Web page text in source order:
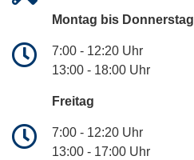
Montag bis Donnerstag
7:00 - 12:20 Uhr
13:00 - 18:00 Uhr
Freitag
7:00 - 12:20 Uhr
13:00 - 17:00 Uhr